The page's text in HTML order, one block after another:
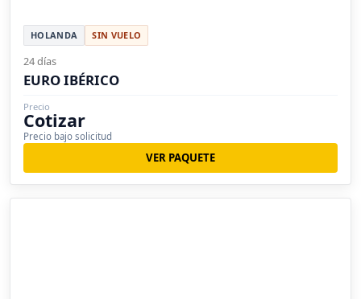
HOLANDA SIN VUELO
24 días
EURO IBÉRICO
Precio
Cotizar
Precio bajo solicitud
VER PAQUETE